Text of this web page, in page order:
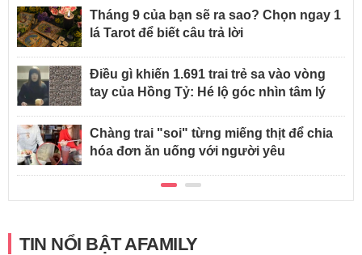
Tháng 9 của bạn sẽ ra sao? Chọn ngay 1
lá Tarot để biết câu trả lời
Điều gì khiến 1.691 trai trẻ sa vào vòng
tay của Hồng Tỷ: Hé lộ góc nhìn tâm lý
Chàng trai "soi" từng miếng thịt để chia
hóa đơn ăn uống với người yêu
TIN NỔI BẬT AFAMILY